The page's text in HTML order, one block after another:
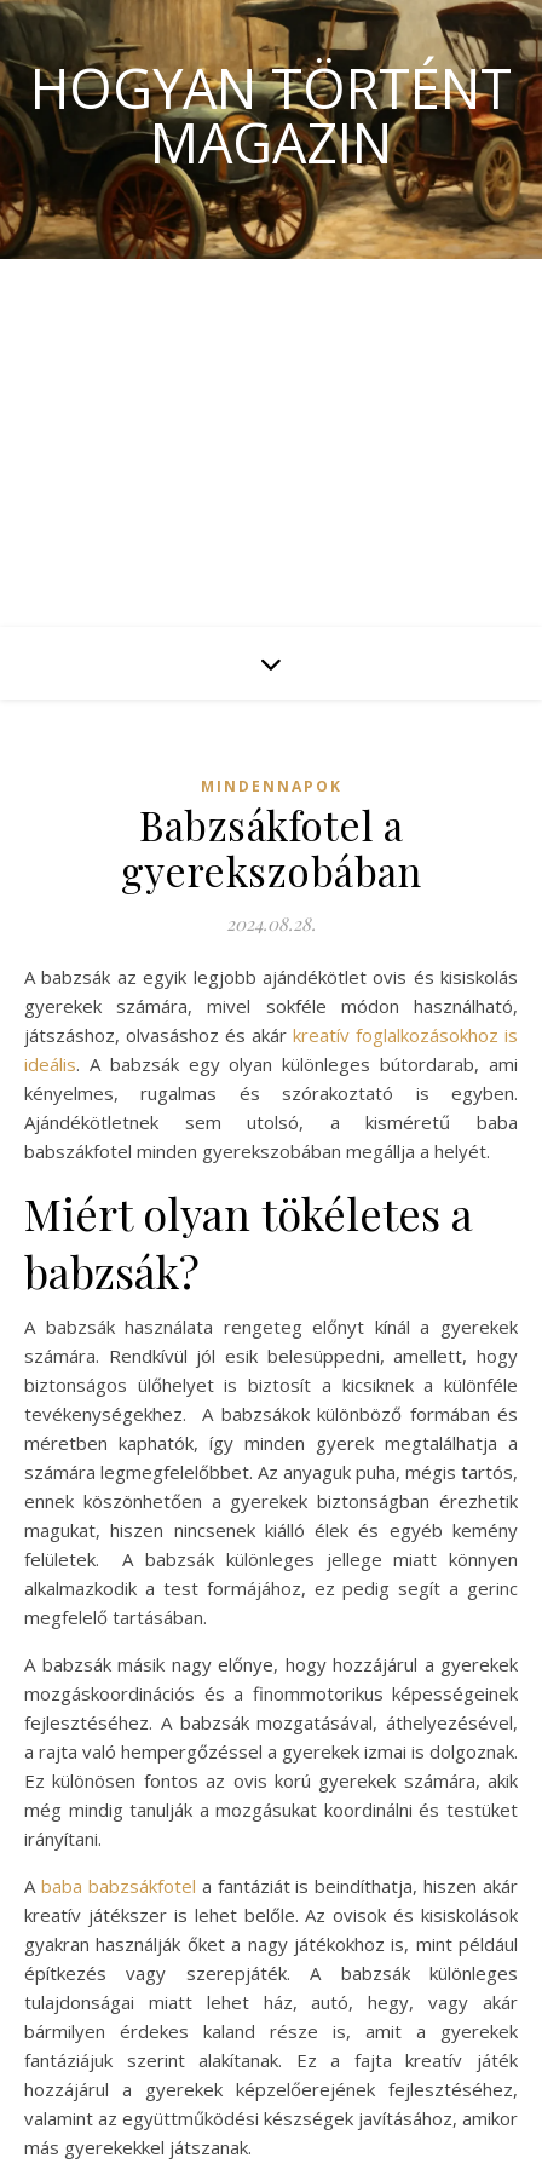
HOGYAN TÖRTÉNT
MAGAZIN
MINDENNAPOK
Babzsákfotel a
gyerekszobában
2024.08.28.
A babzsák az egyik legjobb ajándékötlet ovis és kisiskolás
gyerekek számára, mivel sokféle módon használható,
játszáshoz, olvasáshoz és akár kreatív foglalkozásokhoz is
ideális. A babzsák egy olyan különleges bútordarab, ami
kényelmes, rugalmas és szórakoztató is egyben.
Ajándékötletnek sem utolsó, a kisméretű baba
babszákfotel minden gyerekszobában megállja a helyét.
Miért olyan tökéletes a
babzsák?
A babzsák használata rengeteg előnyt kínál a gyerekek
számára. Rendkívül jól esik belesüppedni, amellett, hogy
biztonságos ülőhelyet is biztosít a kicsiknek a különféle
tevékenységekhez. A babzsákok különböző formában és
méretben kaphatók, így minden gyerek megtalálhatja a
számára legmegfelelőbbet. Az anyaguk puha, mégis tartós,
ennek köszönhetően a gyerekek biztonságban érezhetik
magukat, hiszen nincsenek kiálló élek és egyéb kemény
felületek. A babzsák különleges jellege miatt könnyen
alkalmazkodik a test formájához, ez pedig segít a gerinc
megfelelő tartásában.
A babzsák másik nagy előnye, hogy hozzájárul a gyerekek
mozgáskoordinációs és a finommotorikus képességeinek
fejlesztéséhez. A babzsák mozgatásával, áthelyezésével,
a rajta való hempergőzéssel a gyerekek izmai is dolgoznak.
Ez különösen fontos az ovis korú gyerekek számára, akik
még mindig tanulják a mozgásukat koordinálni és testüket
irányítani.
A baba babzsákfotel a fantáziát is beindíthatja, hiszen akár
kreatív játékszer is lehet belőle. Az ovisok és kisiskolások
gyakran használják őket a nagy játékokhoz is, mint például
építkezés vagy szerepjáték. A babzsák különleges
tulajdonságai miatt lehet ház, autó, hegy, vagy akár
bármilyen érdekes kaland része is, amit a gyerekek
fantáziájuk szerint alakítanak. Ez a fajta kreatív játék
hozzájárul a gyerekek képzelőerejének fejlesztéséhez,
valamint az együttműködési készségek javításához, amikor
más gyerekekkel játszanak.